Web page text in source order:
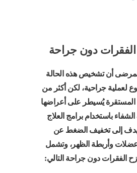
دون جراحة
أن تشخيص هذه الحالة
لعملية جراحية، لكن أكثر من
المستقرة يُسيطر على أعراضها
باستخدام برامج العلاج
إلى تخفيف الضغط عن
عضلات وأربطة الظهر، وتشمل
الفقرات دون جراحة التالي: